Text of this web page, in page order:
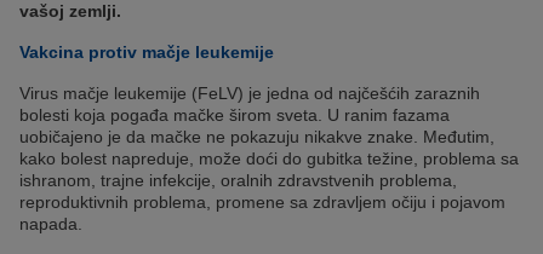
vašoj zemlji.
Vakcina protiv mačje leukemije
Virus mačje leukemije (FeLV) je jedna od najčešćih zaraznih
bolesti koja pogađa mačke širom sveta. U ranim fazama
uobičajeno je da mačke ne pokazuju nikakve znake. Međutim,
kako bolest napreduje, može doći do gubitka težine, problema sa
ishranom, trajne infekcije, oralnih zdravstvenih problema,
reproduktivnih problema, promene sa zdravljem očiju i pojavom
napada.